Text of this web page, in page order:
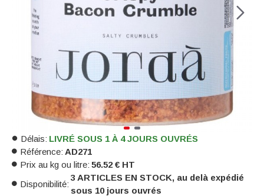
Délais: LIVRÉ SOUS 1 À 4 JOURS OUVRÉS
Référence: AD271
Prix au kg ou litre: 56.52 € HT
Disponibilité:
3 ARTICLES EN STOCK, au delà expédié
sous 10 jours ouvrés